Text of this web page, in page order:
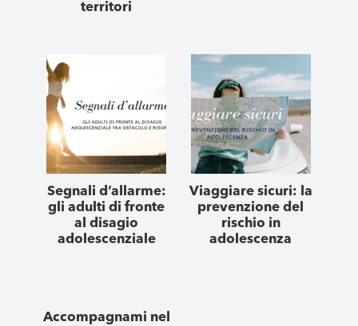
territori
Segnali d’allarme:
gli adulti di fronte
al disagio
adolescenziale
Viaggiare sicuri: la
prevenzione del
rischio in
adolescenza
Accompagnami nel